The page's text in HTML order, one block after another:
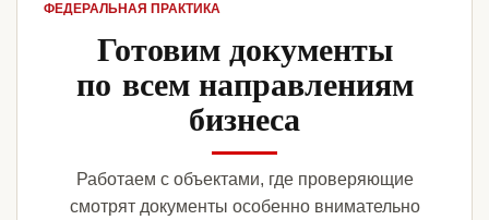
ФЕДЕРАЛЬНАЯ ПРАКТИКА
Готовим документы
по всем направлениям
бизнеса
Работаем с объектами, где проверяющие
смотрят документы особенно внимательно